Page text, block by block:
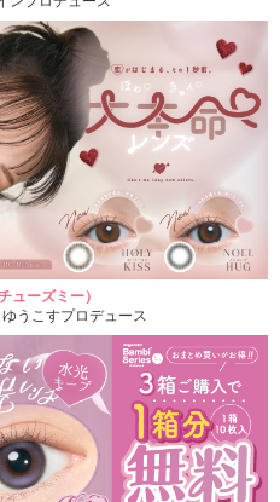
ューズミー）
うこすプロデュース